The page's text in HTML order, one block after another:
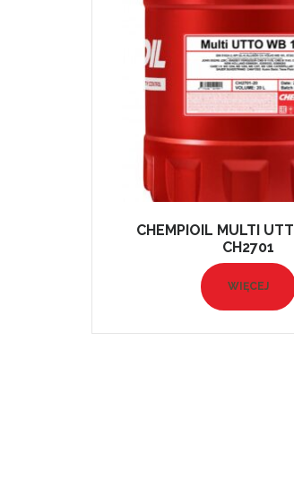
CHEMPIOIL MULTI
CH2701
WIĘCEJ